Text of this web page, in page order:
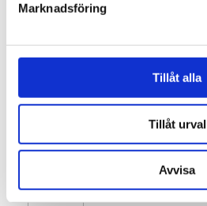
Marknadsföring
Tillåt alla
Tillåt urval
Avvisa